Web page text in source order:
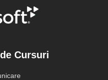
Cursuri